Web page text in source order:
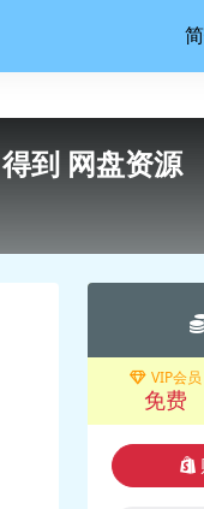
到 网盘资源
VIP会员
免费